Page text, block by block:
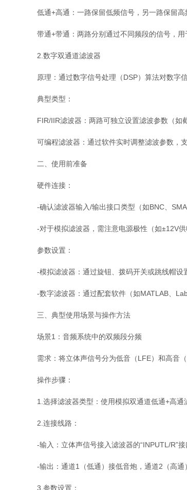
低通+高通：一路保留低频信号，另一路保留
带通+带通：两路分别通过不同频段的信号，
2.数字双通道滤波器
原理：通过数字信号处理（DSP）算法对数字
典型类型：
FIR/IIR滤波器：两路可独立设置滤波参数（如
可编程滤波器：通过软件实时调整滤波参数，
二、使用前准备
硬件连接：
-确认滤波器输入/输出接口类型（如BNC、
-对于模拟滤波器，需注意电源极性（如±12V
参数设置：
-模拟滤波器：通过旋钮、拨码开关或跳线帽设
-数字滤波器：通过配套软件（如MATLAB、
三、典型使用场景与操作方法
场景1：音频系统中的双频段分频
需求：将立体声信号分为低音（LFE）和高音
操作步骤：
1.选择滤波器类型：使用模拟双通道低通+高
2.连接线路：
-输入：立体声信号接入滤波器的“INPUTL/R”接
-输出：通道1（低通）接低音炮，通道2（高通
3.参数设置：